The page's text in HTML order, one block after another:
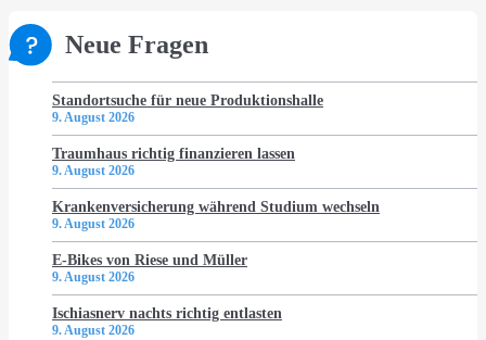
Neue Fragen
Standortsuche für neue Produktionshalle
9. August 2026
Traumhaus richtig finanzieren lassen
9. August 2026
Krankenversicherung während Studium wechseln
9. August 2026
E-Bikes von Riese und Müller
9. August 2026
Ischiasnerv nachts richtig entlasten
9. August 2026